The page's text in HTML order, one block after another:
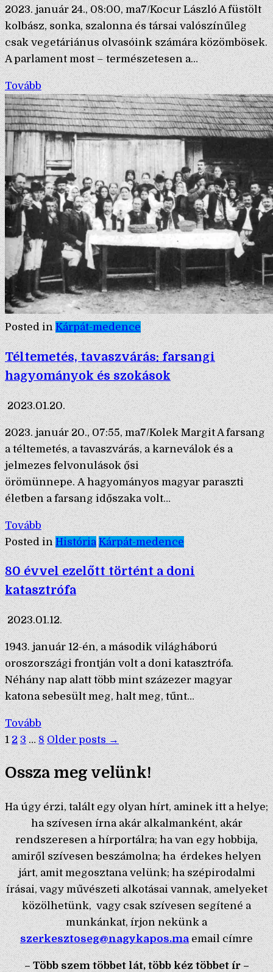
2023. január 24., 08:00, ma7/Kocur László A füstölt
kolbász, sonka, szalonna és társai valószínűleg
csak vegetáriánus olvasóink számára közömbösek.
A parlament most – természetesen a…
Tovább
Posted inKárpát-medence
Téltemetés, tavaszvárás: farsangi
hagyományok és szokások
2023.01.20.
2023. január 20., 07:55, ma7/Kolek Margit A farsang
a téltemetés, a tavaszvárás, a karneválok és a
jelmezes felvonulások ősi
örömünnepe. A hagyományos magyar paraszti
életben a farsang időszaka volt…
Tovább
Posted inHistória Kárpát-medence
80 évvel ezelőtt történt a doni
katasztrófa
2023.01.12.
1943. január 12-én, a második világháború
oroszországi frontján volt a doni katasztrófa.
Néhány nap alatt több mint százezer magyar
katona sebesült meg, halt meg, tűnt…
Tovább
Bejegyzések
lapozása
1 2 3 … 8 Older posts →
Ossza meg velünk!
Ha úgy érzi, talált egy olyan hírt, aminek itt a helye;
ha szívesen írna akár alkalmanként, akár
rendszeresen a hírportálra; ha van egy hobbija,
amiről szívesen beszámolna; ha érdekes helyen
járt, amit megosztana velünk; ha szépirodalmi
írásai, vagy művészeti alkotásai vannak, amelyeket
közölhetünk, vagy csak szívesen segítené a
munkánkat, írjon nekünk a
szerkesztoseg@nagykapos.ma email címre
– Több szem többet lát, több kéz többet ír –